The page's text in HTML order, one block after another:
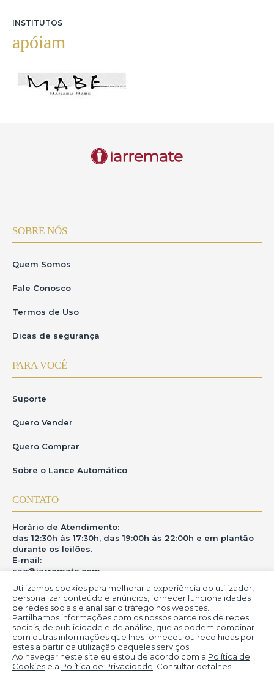
Utilizamos cookies para melhorar a experiência do utilizador,
personalizar conteúdo e anúncios, fornecer funcionalidades
de redes sociais e analisar o tráfego nos websites.
Partilhamos informações com os nossos parceiros de redes
sociais, de publicidade e de análise, que as podem combinar
com outras informações que lhes forneceu ou recolhidas por
estes a partir da utilização daqueles serviços.
Ao navegar neste site eu estou de acordo com a Política de
Cookies e a Política de Privacidade . Consultar detalhes
INSTITUTOS
apóiam
SOBRE NÓS
Quem Somos
Fale Conosco
Termos de Uso
Dicas de segurança
PARA VOCÊ
Suporte
Quero Vender
Quero Comprar
Sobre o Lance Automático
CONTATO
Horário de Atendimento:
das 12:30h às 17:30h, das 19:00h às 22:00h e em plantão
durante os leilões.
E-mail:
sac@iarremate.com
ONDE ESTAMOS
R. Heitor Modesto, 28 - Estação São Lourenço - MG
CEP: 37470-000